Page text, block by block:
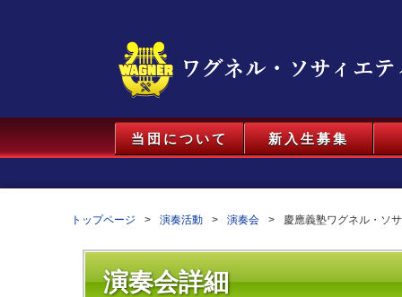
当団について 新入生募集
トップページ 演奏活動 演奏会 慶應義塾ワグネル・ソ
演奏会詳細